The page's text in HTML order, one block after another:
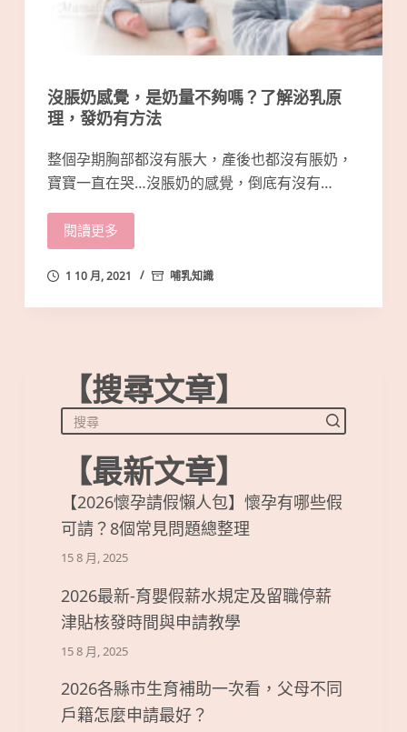
沒脹奶感覺，是奶量不夠嗎？了解泌乳原
理，發奶有方法
整個孕期胸部都沒有脹大，產後也都沒有脹奶，
寶寶一直在哭…沒脹奶的感覺，倒底有沒有…
閱讀更多
1 10 月, 2021 哺乳知識
【搜尋文章】
【最新文章】
【2026懷孕請假懶人包】懷孕有哪些假
可請？8個常見問題總整理
15 8 月, 2025
2026最新-育嬰假薪水規定及留職停薪
津貼核發時間與申請教學
15 8 月, 2025
2026各縣市生育補助一次看，父母不同
戶籍怎麼申請最好？